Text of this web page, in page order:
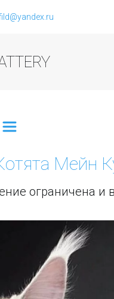
Мейн
ограничена и